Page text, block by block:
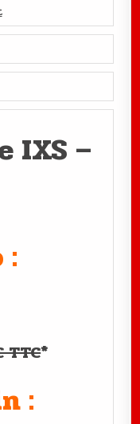
IXS –
:
TTC*
: